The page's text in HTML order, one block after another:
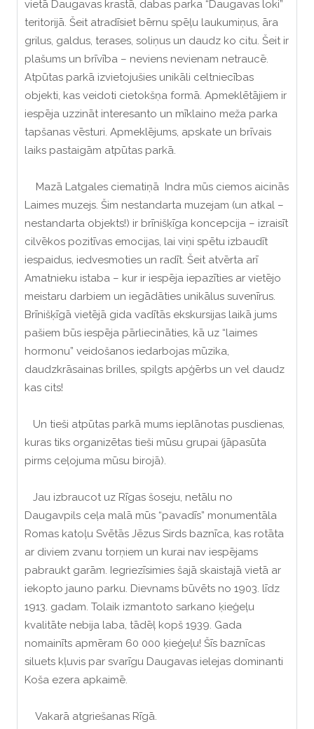
vietā Daugavas krastā, dabas parka “Daugavas loki”
teritorijā. Šeit atradīsiet bērnu spēļu laukumiņus, āra
grilus, galdus, terases, soliņus un daudz ko citu. Šeit ir
plašums un brīvība – neviens nevienam netraucē.
Atpūtas parkā izvietojušies unikāli celtniecības
objekti, kas veidoti cietokšņa formā. Apmeklētājiem ir
iespēja uzzināt interesanto un mīklaino meža parka
tapšanas vēsturi. Apmeklējums, apskate un brīvais
laiks pastaigām atpūtas parkā.
Mazā Latgales ciematiņā Indra mūs ciemos aicinās
Laimes muzejs. Šim nestandarta muzejam (un atkal –
nestandarta objekts!) ir brīnišķīga koncepcija – izraisīt
cilvēkos pozitīvas emocijas, lai viņi spētu izbaudīt
iespaidus, iedvesmoties un radīt. Šeit atvērta arī
Amatnieku istaba – kur ir iespēja iepazīties ar vietējo
meistaru darbiem un iegādāties unikālus suvenīrus.
Brīnišķīgā vietējā gida vadītās ekskursijas laikā jums
pašiem būs iespēja pārliecināties, kā uz “laimes
hormonu” veidošanos iedarbojas mūzika,
daudzkrāsainas brilles, spilgts apģērbs un vel daudz
kas cits!
Un tieši atpūtas parkā mums ieplānotas pusdienas,
kuras tiks organizētas tieši mūsu grupai (jāpasūta
pirms ceļojuma mūsu birojā).
Jau izbraucot uz Rīgas šoseju, netālu no
Daugavpils ceļa malā mūs “pavadīs” monumentāla
Romas katoļu Svētās Jēzus Sirds baznīca, kas rotāta
ar diviem zvanu torņiem un kurai nav iespējams
pabraukt garām. Iegriezīsimies šajā skaistajā vietā ar
iekopto jauno parku. Dievnams būvēts no 1903. līdz
1913. gadam. Tolaik izmantoto sarkano ķieģeļu
kvalitāte nebija laba, tādēļ kopš 1939. Gada
nomainīts apmēram 60 000 ķieģeļu! Šīs baznīcas
siluets kļuvis par svarīgu Daugavas ielejas dominanti
Koša ezera apkaimē.
Vakarā atgriešanas Rīgā.